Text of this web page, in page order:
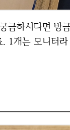
1개는 모니터